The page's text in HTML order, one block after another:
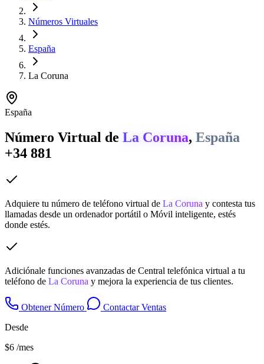
Números Virtuales
España
La Coruna
España
Número Virtual de La Coruna, España
+34 881
Adquiere tu número de teléfono virtual de La Coruna y contesta tus
llamadas desde un ordenador portátil o Móvil inteligente, estés
donde estés.
Adiciónale funciones avanzadas de Central telefónica virtual a tu
teléfono de La Coruna y mejora la experiencia de tus clientes.
Obtener Número
Contactar Ventas
Desde
$6 /mes